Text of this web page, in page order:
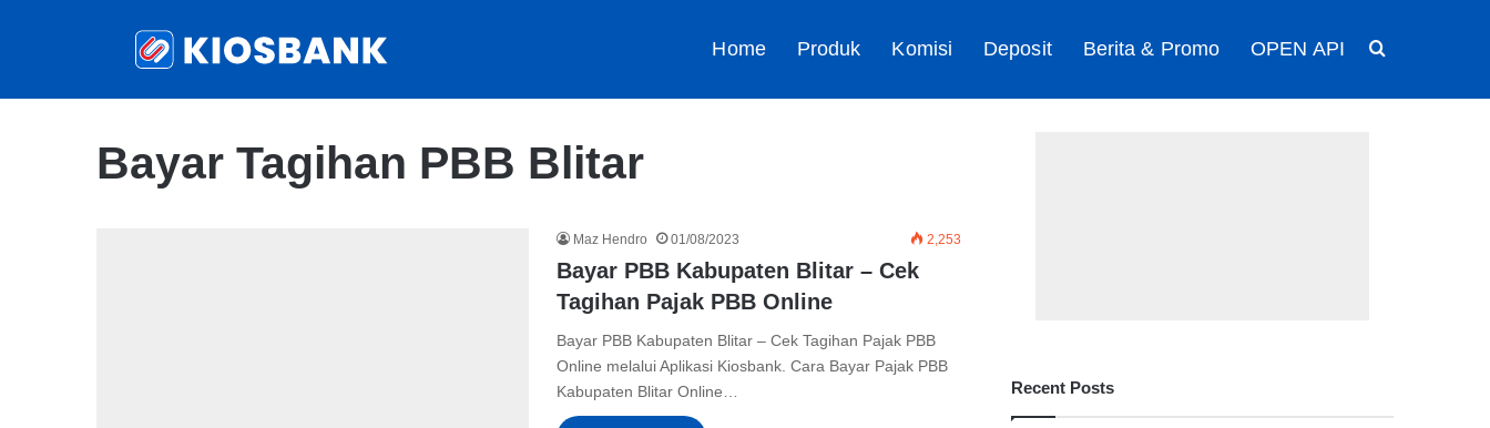
Home Produk Komisi Deposit Berita & Promo OPEN API
Bayar Tagihan PBB Blitar
Maz Hendro 01/08/2023 2,253
Bayar PBB Kabupaten Blitar – Cek
Tagihan Pajak PBB Online
Bayar PBB Kabupaten Blitar – Cek Tagihan Pajak PBB
Online melalui Aplikasi Kiosbank. Cara Bayar Pajak PBB
Kabupaten Blitar Online…
Recent Posts